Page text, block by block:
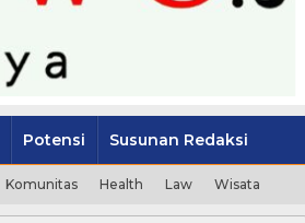
Potensi Susunan Redaksi
Komunitas Health Law Wisata